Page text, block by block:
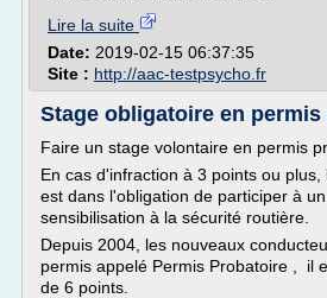
Lire la suite
Date: 2019-02-15 06:37:35
Site : http://aac-testpsycho.fr
Stage obligatoire en
Faire un stage volontaire en permis
En cas d'infraction à 3 points ou
est dans l'obligation de participer à
sensibilisation à la sécurité routière.
Depuis 2004, les nouveaux
permis appelé Permis Probatoire , il
de 6 points.